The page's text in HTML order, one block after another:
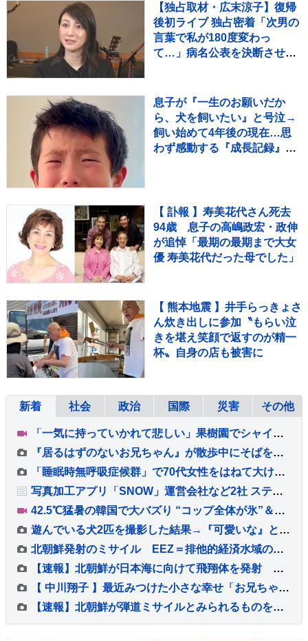
【独占取材・広末涼子】復帰
後初ライブ 独占密着「次男の
言葉で私が180度変わっ
て…」病名公表を決断させ
息子が『一生のお願いだか
ら、犬を飼いたい』と号泣→
飼い始めて4年後の現在…思
わず感動する『成長記録』が
【 訃報 】寿美花代さん死去
94歳 息子の高嶋政宏・政伸
が追悼「最期の最期まで大女
優 寿美花代だった母でした」
【 熊本地震 】井手らっきょさ
ん炊き出しに参加〝もらい泣
きを堪え笑顔で返すのが精一
杯〟自身の店も被害に
新着 社会 政治 国際 災害 その他
「一気に持っていかれて悲しい」果樹園でシャインマスカット約400房盗まれる 被害額は約80万円 栃木・佐野市
『居るはずのないお兄ちゃん』が散歩中にそばを通ったら、大型犬はどうするか？検証したら→思わず笑顔になる『再会の光景』に「嬉しいね」の声
「睡眠時無呼吸症候群」で70代女性をはねて大けがさせたか 男性役員（44）を書類送検 医療器具「シーパップ」の使用を指示されるも事故前日は使用せず 警視庁
写真加工アプリ「SNOW」運営会社など2社 ステマで措置命令 少なくとも72人に対価払い「流行のAI生成画像をSNOWで作ってみた」などXに投稿させる 消費者庁
42.5℃猛暑の韓国で大バズり “コップ全体が氷”＆マイナス5℃の極寒部屋 酷暑ビジネスの最前線を取材
遊んでいる犬2匹を撮影した結果→『可愛いな』と思っていたら…犬とは思えない『衝撃の足技』が193万再生「爆笑ｗｗ」「男子校の昼休みで草」
北朝鮮発射のミサイル EEZ＝排他的経済水域の外に落下と見られる 高市総理からは「迅速･的確な情報提供」「安全確認の徹底」「万全の態勢をとる」3点の指示
【速報】北朝鮮が日本海に向けて飛翔体を発射 韓国軍・合同参謀本部
【 中川翔子 】最近みつけた小さな幸せ「お兄ちゃんもちょっと立ったこと」「弟くんがよく笑うこと」「久々に40キロ台に戻れたこと」
【速報】北朝鮮が弾道ミサイルとみられるものを発射 防衛省